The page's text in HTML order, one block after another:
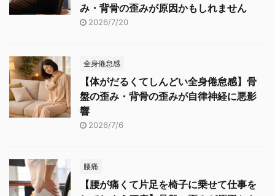
み・背骨の歪みが原因かもしれません
2026/7/20
全身倦怠感
【体がだるくてしんどい全身倦怠感】骨
盤の歪み・背骨の歪みが自律神経に悪影
響
2026/7/6
腰痛
【腰が痛くて片足を椅子に乗せて仕事を